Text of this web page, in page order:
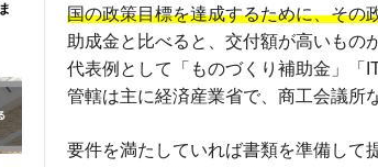
国の政策目標を達成するために、その
助成金と比べると、交付額が高いもの
代表例として「ものづくり補助金」「
管轄は主に経済産業省で、商工会議所
要件を満たしていれば書類を準備して